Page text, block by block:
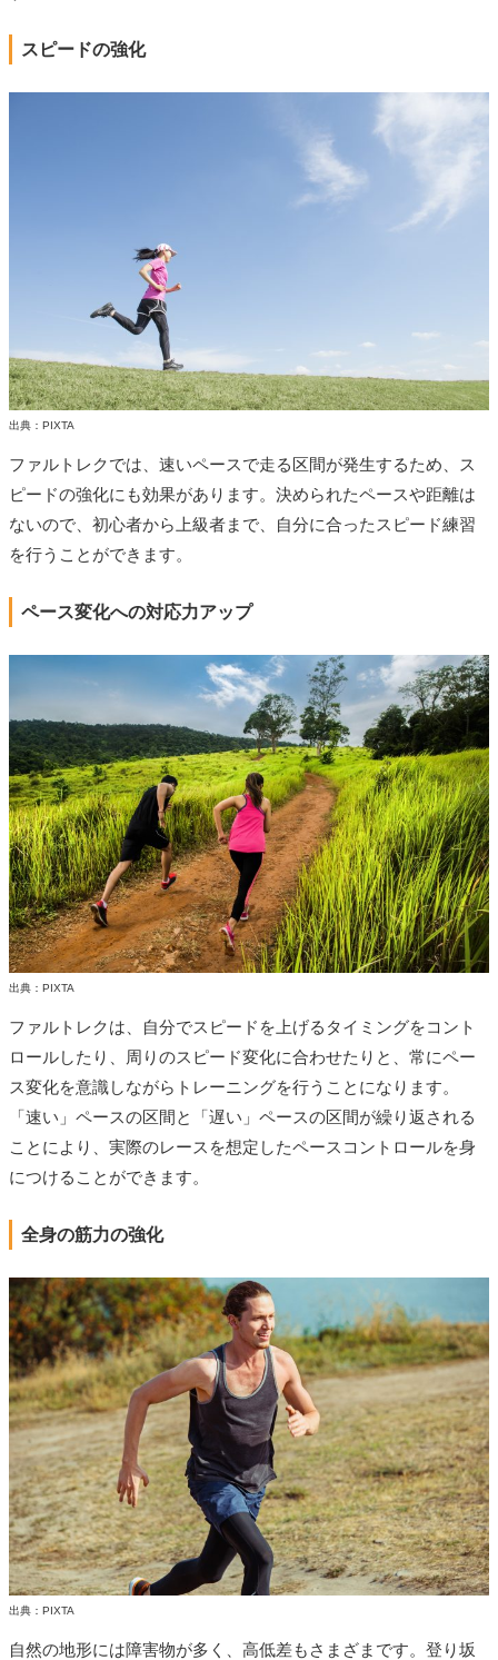
スピードの強化
出典：PIXTA
ファルトレクでは、速いペースで走る区間が発生するため、ス
ピードの強化にも効果があります。決められたペースや距離は
ないので、初心者から上級者まで、自分に合ったスピード練習
を行うことができます。
ペース変化への対応力アップ
出典：PIXTA
ファルトレクは、自分でスピードを上げるタイミングをコント
ロールしたり、周りのスピード変化に合わせたりと、常にペー
ス変化を意識しながらトレーニングを行うことになります。
「速い」ペースの区間と「遅い」ペースの区間が繰り返される
ことにより、実際のレースを想定したペースコントロールを身
につけることができます。
全身の筋力の強化
出典：PIXTA
自然の地形には障害物が多く、高低差もさまざまです。登り坂